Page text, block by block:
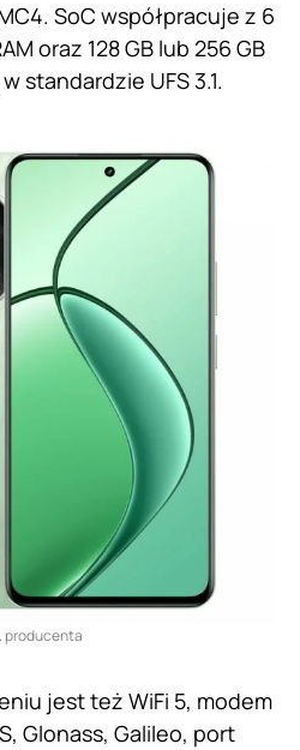
SoC współpracuje z 6
oraz 128 GB lub 256 GB
standardzie UFS 3.1.
producenta
jest też WiFi 5, modem
Glonass, Galileo, port